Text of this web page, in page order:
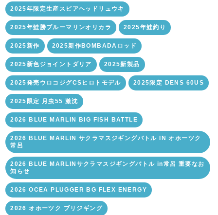
2025年限定生産スピアヘッドリュウキ
2025年鮭勝ブルーマリンオリカラ 2025年鮭釣り
2025新作 2025新作BOMBADAロッド
2025新色ジョイントダリア 2025新製品
2025発売ウロコジグCSヒロトモデル 2025限定 DENS 60US
2025限定 月虫55 激沈
2026 BLUE MARLIN BIG FISH BATTLE
2026 BLUE MARLIN サクラマスジギングバトル IN オホーツク
常呂
2026 BLUE MARLINサクラマスジギングバトル in常呂 重要なお
知らせ
2026 OCEA PLUGGER BG FLEX ENERGY
2026 オホーツク ブリジギング